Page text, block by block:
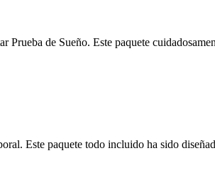
Prueba de Sueño. Este paquete
Este paquete todo incluido ha sido